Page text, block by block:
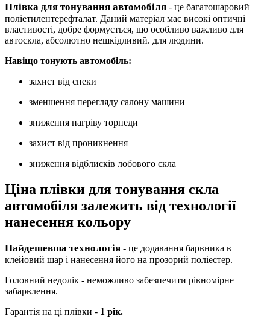
Плівка для тонування автомобіля - це багатошаровий
поліетилентерефталат. Даний матеріал має високі оптичні
властивості, добре формується, що особливо важливо для
автоскла, абсолютно нешкідливий. для людини.
Навіщо тонують автомобіль:
захист від спеки
зменшення перегляду салону машини
зниження нагріву торпеди
захист від проникнення
зниження відблисків лобового скла
Ціна плівки для тонування скла
автомобіля залежить від технології
нанесення кольору
Найдешевша технологія - це додавання барвника в
клейовий шар і нанесення його на прозорий поліестер.
Головний недолік - неможливо забезпечити рівномірне
забарвлення.
Гарантія на ці плівки - 1 рік.